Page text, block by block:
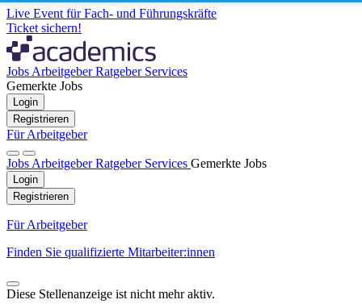
Live Event für Fach- und Führungskräfte
Ticket sichern!
Jobs ArbeitgeberRatgeber Services
Gemerkte Jobs
Login
Registrieren
Für Arbeitgeber
Jobs ArbeitgeberRatgeber Services Gemerkte Jobs
Login
Registrieren
Für Arbeitgeber
Finden Sie qualifizierte Mitarbeiter:innen
Diese Stellenanzeige ist nicht mehr aktiv.